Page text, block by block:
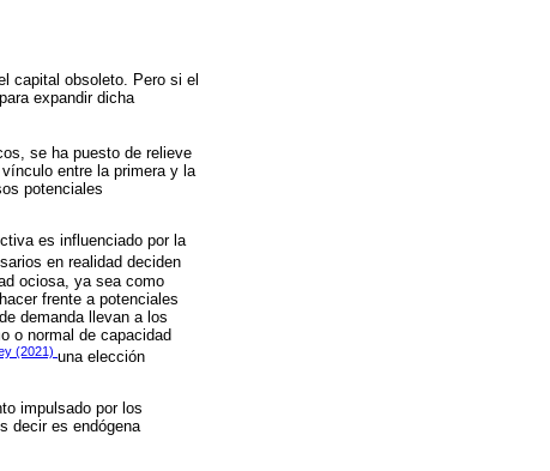
capital obsoleto. Pero si el
expandir dicha
se ha puesto de relieve
entre la primera y la
potenciales
es influenciado por la
en realidad deciden
ociosa, ya sea como
frente a potenciales
demanda llevan a los
o normal de capacidad
(2021) una elección
impulsado por los
decir es endógena